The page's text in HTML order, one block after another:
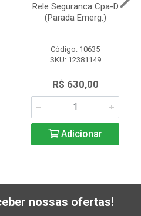
Rele Seguranca Cpa-D
(Parada Emerg.)
Código: 10635
SKU: 12381149
R$ 630,00
Adicionar
nossas ofertas!